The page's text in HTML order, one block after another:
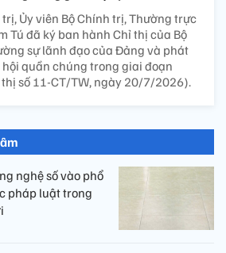
Ủy viên Bộ Chính trị, Thường trực
Tú đã ký ban hành Chỉ thị của Bộ
sự lãnh đạo của Đảng và phát
quần chúng trong giai đoạn
số 11-CT/TW, ngày 20/7/2026).
nghệ số vào phổ
pháp luật trong